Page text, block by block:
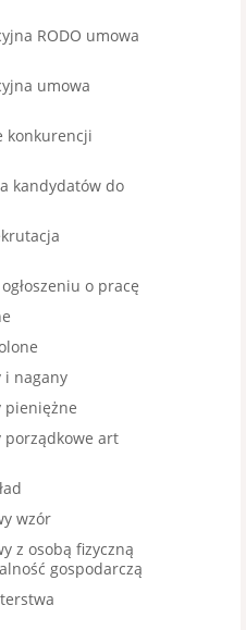
RODO umowa
umowa
konkurencji
kandydatów do
o pracę
i nagany
pieniężne
porządkowe art
wzór
z osobą fizyczną
gospodarczą